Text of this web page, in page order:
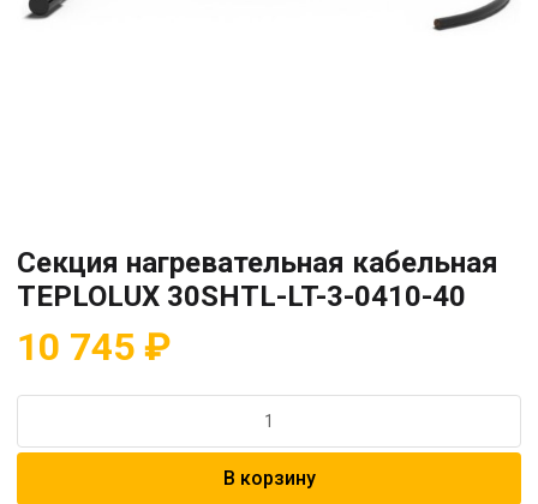
Секция нагревательная кабельная
TEPLOLUX 30SHTL-LT-3-0410-40
10 745 ₽
Секция
В корзину